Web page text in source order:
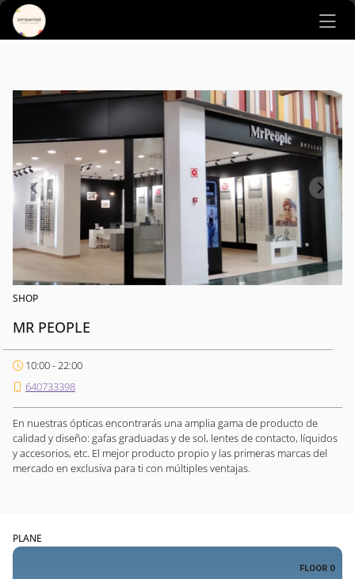
Ir al contenido principal
SHOP
MR PEOPLE
10:00 - 22:00
640733398
En nuestras ópticas encontrarás una amplia gama de producto de
calidad y diseño: gafas graduadas y de sol, lentes de contacto, líquidos
y accesorios, etc. El mejor producto propio y las primeras marcas del
mercado en exclusiva para ti con múltiples ventajas.
PLANE